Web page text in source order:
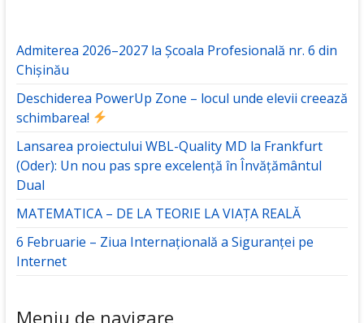
Admiterea 2026–2027 la Școala Profesională nr. 6 din
Chișinău
Deschiderea PowerUp Zone – locul unde elevii creează
schimbarea!
Lansarea proiectului WBL-Quality MD la Frankfurt
(Oder): Un nou pas spre excelență în Învățământul
Dual
MATEMATICA – DE LA TEORIE LA VIAȚA REALĂ
6 Februarie – Ziua Internațională a Siguranței pe
Internet
Meniu de navigare